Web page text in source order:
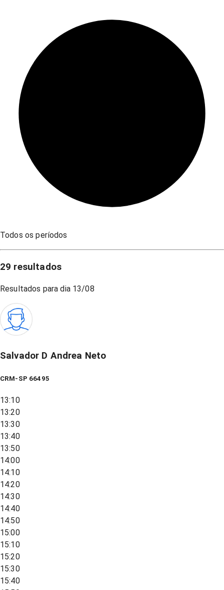
Todos os períodos
29 resultados
Resultados para dia 13/08
Salvador D Andrea Neto
CRM-SP 66495
13:10
13:20
13:30
13:40
13:50
14:00
14:10
14:20
14:30
14:40
14:50
15:00
15:10
15:20
15:30
15:40